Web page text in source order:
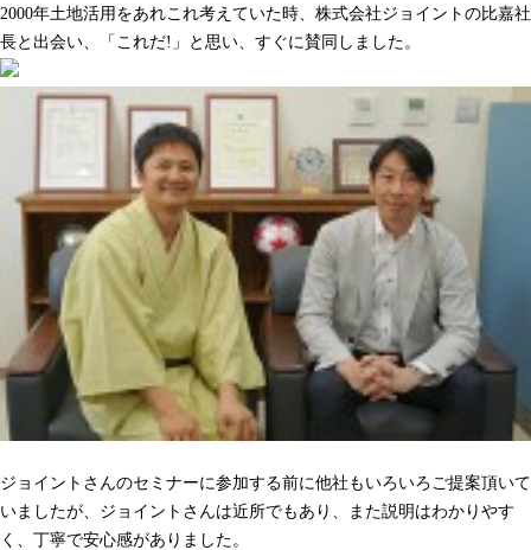
2000年土地活用をあれこれ考えていた時、株式会社ジョイントの比嘉社
長と出会い、「これだ!」と思い、すぐに賛同しました。
ジョイントさんのセミナーに参加する前に他社もいろいろご提案頂いて
いましたが、ジョイントさんは近所でもあり、また説明はわかりやす
く、丁寧で安心感がありました。